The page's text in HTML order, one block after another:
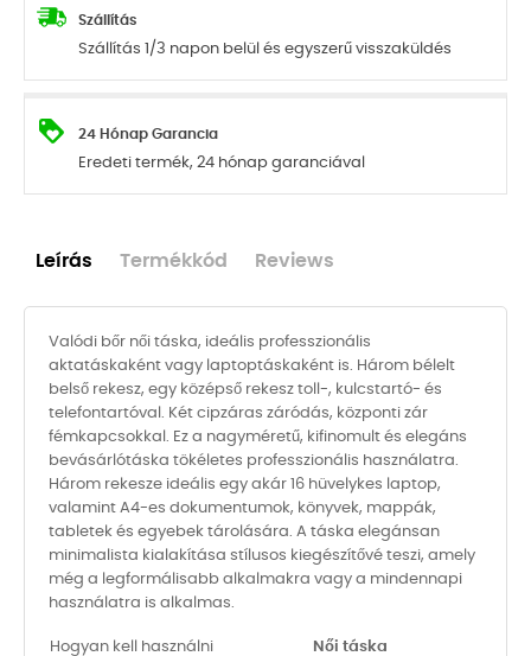
Szállítás
Szállítás 1/3 napon belül és egyszerű visszaküldés
24 Hónap Garancia
Eredeti termék, 24 hónap garanciával
Leírás Termékkód Reviews
Valódi bőr női táska, ideális professzionális
aktatáskaként vagy laptoptáskaként is. Három bélelt
belső rekesz, egy középső rekesz toll-, kulcstartó- és
telefontartóval. Két cipzáras záródás, központi zár
fémkapcsokkal. Ez a nagyméretű, kifinomult és elegáns
bevásárlótáska tökéletes professzionális használatra.
Három rekesze ideális egy akár 16 hüvelykes laptop,
valamint A4-es dokumentumok, könyvek, mappák,
tabletek és egyebek tárolására. A táska elegánsan
minimalista kialakítása stílusos kiegészítővé teszi, amely
még a legformálisabb alkalmakra vagy a mindennapi
használatra is alkalmas.
Hogyan kell használni
Női táska